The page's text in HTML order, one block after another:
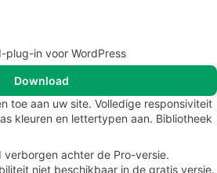
plug-in voor WordPress
Download
toe aan uw site. Volledige responsiviteit
kleuren en lettertypen aan. Bibliotheek
verborgen achter de Pro-versie.
niet beschikbaar in de gratis versie.